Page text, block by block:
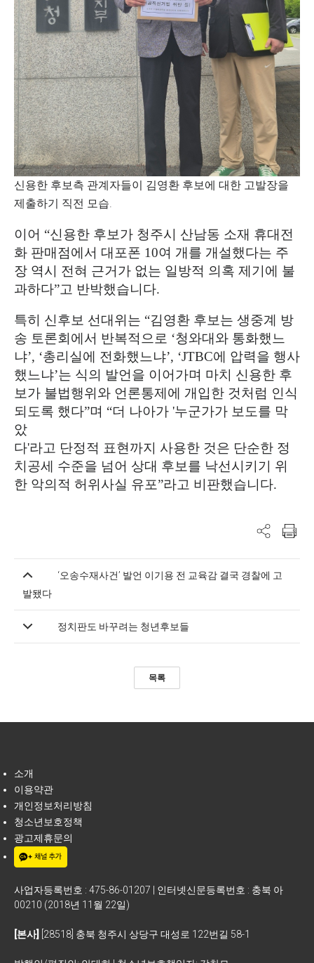
신용한 후보측 관계자들이 김영환 후보에 대한 고발장을
제출하기 직전 모습.
이어 “신용한 후보가 청주시 산남동 소재 휴대전
화 판매점에서 대포폰 10여 개를 개설했다는 주
장 역시 전혀 근거가 없는 일방적 의혹 제기에 불
과하다”고 반박했습니다.
특히 신후보 선대위는 “김영환 후보는 생중계 방
송 토론회에서 반복적으로 ‘청와대와 통화했느
냐’, ‘총리실에 전화했느냐’, ‘JTBC에 압력을 행사
했느냐’는 식의 발언을 이어가며 마치 신용한 후
보가 불법행위와 언론통제에 개입한 것처럼 인식
되도록 했다”며 “더 나아가 '누군가가 보도를 막
았
다'라고 단정적 표현까지 사용한 것은 단순한 정
치공세 수준을 넘어 상대 후보를 낙선시키기 위
한 악의적 허위사실 유포”라고 비판했습니다.
‘오송수재사건’ 발언 이기용 전 교육감 결국 경찰에 고
발됐다
정치판도 바꾸려는 청년후보들
목록
소개
이용약관
개인정보처리방침
청소년보호정책
광고제휴문의
사업자등록번호 : 475-86-01207 | 인터넷신문등록번호 : 충북 아
00210 (2018년 11월 22일)
[본사] [28518] 충북 청주시 상당구 대성로 122번길 58-1